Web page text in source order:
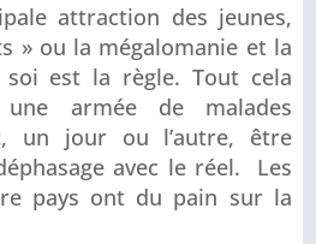
attraction des jeunes,
» ou la mégalomanie et la
est la règle. Tout cela
armée de malades
un jour ou l’autre, être
avec le réel. Les
pays ont du pain sur la